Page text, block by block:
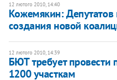
12 лютого 2010, 14:40
Кожемякин: Депутатов
создания новой
12 лютого 2010, 14:39
БЮТ требует провести
1200 участкам